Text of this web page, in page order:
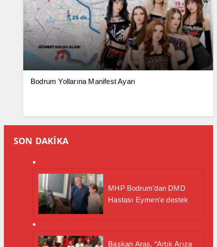
Bodrum Yollarına Manifest Ayarı
SON DAKİKA
MHP Bodrum’dan DMD
Hastası Eymen’e destek
Başkan Aras, “Artık Arıza